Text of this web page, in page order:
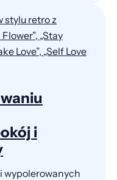
i
wypolerowanych